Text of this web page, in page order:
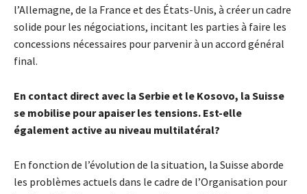
l’Allemagne, de la France et des États-Unis, à créer un cadre
solide pour les négociations, incitant les parties à faire les
concessions nécessaires pour parvenir à un accord général
final.
En contact direct avec la Serbie et le Kosovo, la Suisse
se mobilise pour apaiser les tensions. Est-elle
également active au niveau multilatéral?
En fonction de l’évolution de la situation, la Suisse aborde
les problèmes actuels dans le cadre de l’Organisation pour